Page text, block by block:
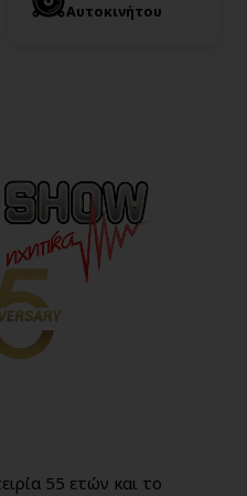
Αυτοκινήτου
55 ετών και το